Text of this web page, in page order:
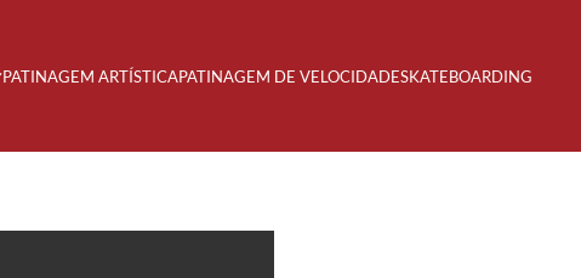
PATINAGEM ARTÍSTICAPATINAGEM DE VELOCIDADESKATEBOARDING